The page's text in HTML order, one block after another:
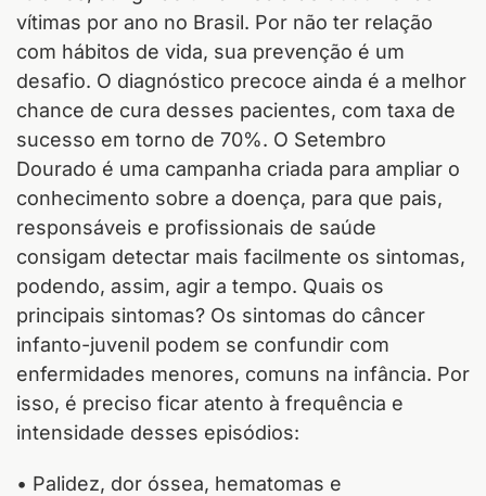
vítimas por ano no Brasil. Por não ter relação
com hábitos de vida, sua prevenção é um
desafio. O diagnóstico precoce ainda é a melhor
chance de cura desses pacientes, com taxa de
sucesso em torno de 70%. O Setembro
Dourado é uma campanha criada para ampliar o
conhecimento sobre a doença, para que pais,
responsáveis e profissionais de saúde
consigam detectar mais facilmente os sintomas,
podendo, assim, agir a tempo. Quais os
principais sintomas? Os sintomas do câncer
infanto-juvenil podem se confundir com
enfermidades menores, comuns na infância. Por
isso, é preciso ficar atento à frequência e
intensidade desses episódios:
• Palidez, dor óssea, hematomas e